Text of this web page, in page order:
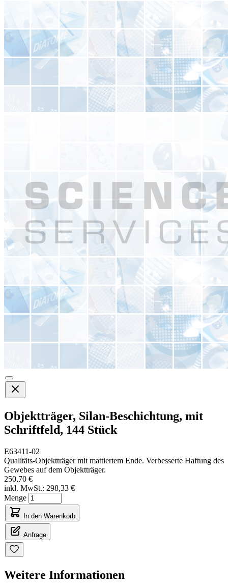
Objektträger, Silan-Beschichtung, mit
Schriftfeld, 144 Stück
E63411-02
Qualitäts-Objektträger mit mattiertem Ende. Verbesserte Haftung des
Gewebes auf dem Objektträger.
250,70 €
inkl. MwSt.: 298,33 €
Menge
In den Warenkorb
Anfrage
Weitere Informationen